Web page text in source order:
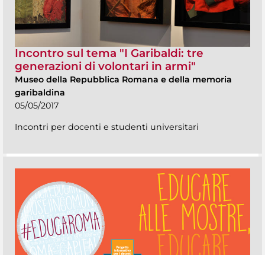
Incontro sul tema "I Garibaldi: tre
generazioni di volontari in armi"
Museo della Repubblica Romana e della memoria
garibaldina
05/05/2017
Incontri per docenti e studenti universitari